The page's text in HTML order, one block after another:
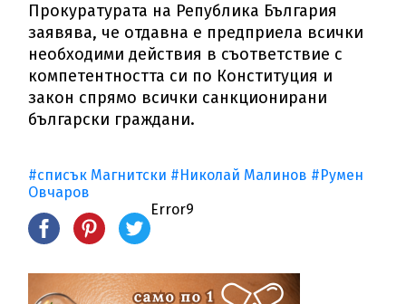
Прокуратурата на Република България
заявява, че отдавна е предприела всички
необходими действия в съответствие с
компетентността си по Конституция и
закон спрямо всички санкционирани
български граждани.
#списък Магнитски #Николай Малинов #Румен
Овчаров
Error9